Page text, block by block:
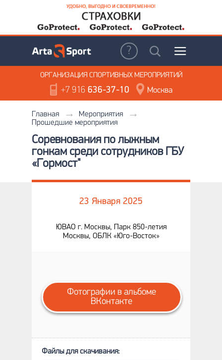
ОРГАНИЗАЦИЯ СПОРТИВНЫХ МЕРОПРИЯТИЙ
+7 916636-37-10 Москва
Главная
Мероприятия
Прошедшие мероприятия
Соревнования по лыжным
гонкам среди сотрудников ГБУ
«Гормост"
23 Января 2025
ЮВАО г. Москвы, Парк 850-летия
Москвы, ОБЛК «Юго-Восток»
Фотографии в альбоме
ВКонтакте